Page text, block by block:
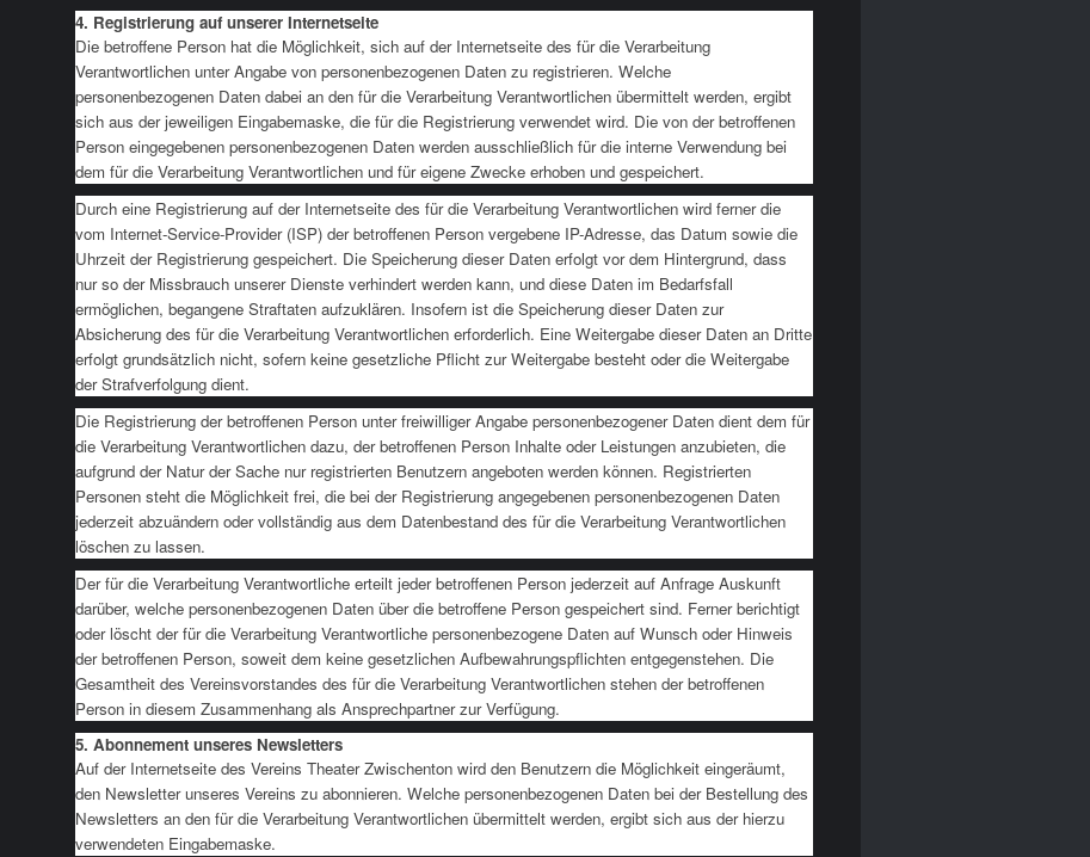
4. Registrierung auf unserer Internetseite
Die betroffene Person hat die Möglichkeit, sich auf der Internetseite des für die Verarbeitung
Verantwortlichen unter Angabe von personenbezogenen Daten zu registrieren. Welche
personenbezogenen Daten dabei an den für die Verarbeitung Verantwortlichen übermittelt werden, ergibt
sich aus der jeweiligen Eingabemaske, die für die Registrierung verwendet wird. Die von der betroffenen
Person eingegebenen personenbezogenen Daten werden ausschließlich für die interne Verwendung bei
dem für die Verarbeitung Verantwortlichen und für eigene Zwecke erhoben und gespeichert.
Durch eine Registrierung auf der Internetseite des für die Verarbeitung Verantwortlichen wird ferner die
vom Internet-Service-Provider (ISP) der betroffenen Person vergebene IP-Adresse, das Datum sowie die
Uhrzeit der Registrierung gespeichert. Die Speicherung dieser Daten erfolgt vor dem Hintergrund, dass
nur so der Missbrauch unserer Dienste verhindert werden kann, und diese Daten im Bedarfsfall
ermöglichen, begangene Straftaten aufzuklären. Insofern ist die Speicherung dieser Daten zur
Absicherung des für die Verarbeitung Verantwortlichen erforderlich. Eine Weitergabe dieser Daten an Dritte
erfolgt grundsätzlich nicht, sofern keine gesetzliche Pflicht zur Weitergabe besteht oder die Weitergabe
der Strafverfolgung dient.
Die Registrierung der betroffenen Person unter freiwilliger Angabe personenbezogener Daten dient dem für
die Verarbeitung Verantwortlichen dazu, der betroffenen Person Inhalte oder Leistungen anzubieten, die
aufgrund der Natur der Sache nur registrierten Benutzern angeboten werden können. Registrierten
Personen steht die Möglichkeit frei, die bei der Registrierung angegebenen personenbezogenen Daten
jederzeit abzuändern oder vollständig aus dem Datenbestand des für die Verarbeitung Verantwortlichen
löschen zu lassen.
Der für die Verarbeitung Verantwortliche erteilt jeder betroffenen Person jederzeit auf Anfrage Auskunft
darüber, welche personenbezogenen Daten über die betroffene Person gespeichert sind. Ferner berichtigt
oder löscht der für die Verarbeitung Verantwortliche personenbezogene Daten auf Wunsch oder Hinweis
der betroffenen Person, soweit dem keine gesetzlichen Aufbewahrungspflichten entgegenstehen. Die
Gesamtheit des Vereinsvorstandes des für die Verarbeitung Verantwortlichen stehen der betroffenen
Person in diesem Zusammenhang als Ansprechpartner zur Verfügung.
5. Abonnement unseres Newsletters
Auf der Internetseite des Vereins Theater Zwischenton wird den Benutzern die Möglichkeit eingeräumt,
den Newsletter unseres Vereins zu abonnieren. Welche personenbezogenen Daten bei der Bestellung des
Newsletters an den für die Verarbeitung Verantwortlichen übermittelt werden, ergibt sich aus der hierzu
verwendeten Eingabemaske.